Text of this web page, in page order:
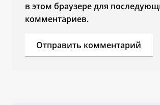
в этом браузере для
комментариев.